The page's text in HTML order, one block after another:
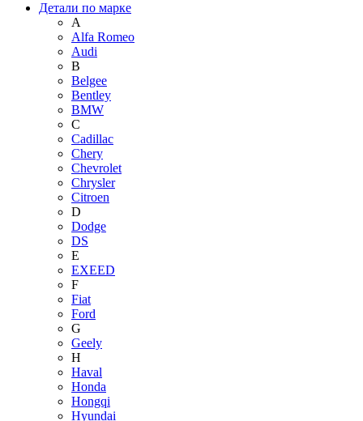
Детали по марке
A
Alfa Romeo
Audi
B
Belgee
Bentley
BMW
C
Cadillac
Chery
Chevrolet
Chrysler
Citroen
D
Dodge
DS
E
EXEED
F
Fiat
Ford
G
Geely
H
Haval
Honda
Hongqi
Hyundai